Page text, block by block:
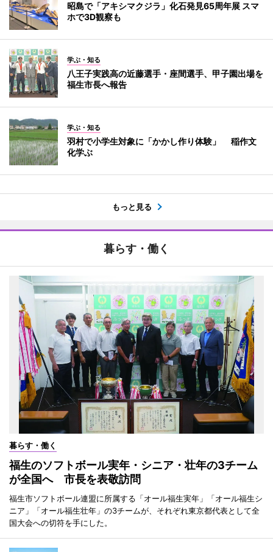
昭島で「アキシマクジラ」化石発見65周年展 スマ
ホで3D観察も
学ぶ・知る
八王子実践高の近藤選手・座間選手、甲子園出場を
福生市長へ報告
学ぶ・知る
羽村で小学生対象に「かかし作り体験」 稲作文
化学ぶ
もっと見る
暮らす・働く
暮らす・働く
福生のソフトボール実年・シニア・壮年の3チーム
が全国へ 市長を表敬訪問
福生市ソフトボール連盟に所属する「オール福生実年」「オール福生シ
ニア」「オール福生壮年」の3チームが、それぞれ東京都代表として全
国大会への切符を手にした。